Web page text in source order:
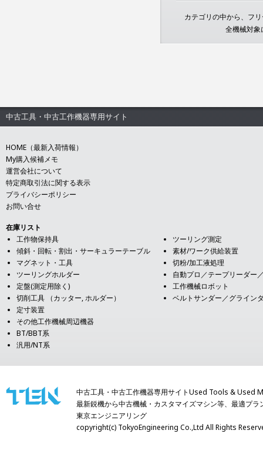
カテゴリの中から、フ
全機械対
中古工具・中古工作機器専用サイト
HOME（最新入荷情報）
My購入候補メモ
運営会社について
特定商取引法に関する表示
プライバシーポリシー
お問い合せ
在庫リスト
工作物保持具
傾斜・回転・割出・サーキュラーテーブル
マグネット・工具
ツーリングホルダー
定盤(測定用除く)
切削工具 （カッター, ホルダー）
ツーリング測定
素材/ワーク供給装置
切粉/加工液処理
自動プロ／テープリーダー
工作機械ロボット
ベルトサンダー／グライン
定寸装置
その他工作機械周辺機器
BT/BBT系
汎用/NT系
中古工具・中古工作機器専用サイトUsed Tools & Used
最新鋭機から中古機械・カスタマイズマシン等、最適プ
東京エンジニアリング
copyright(c) TokyoEngineering Co.,Ltd All Rights